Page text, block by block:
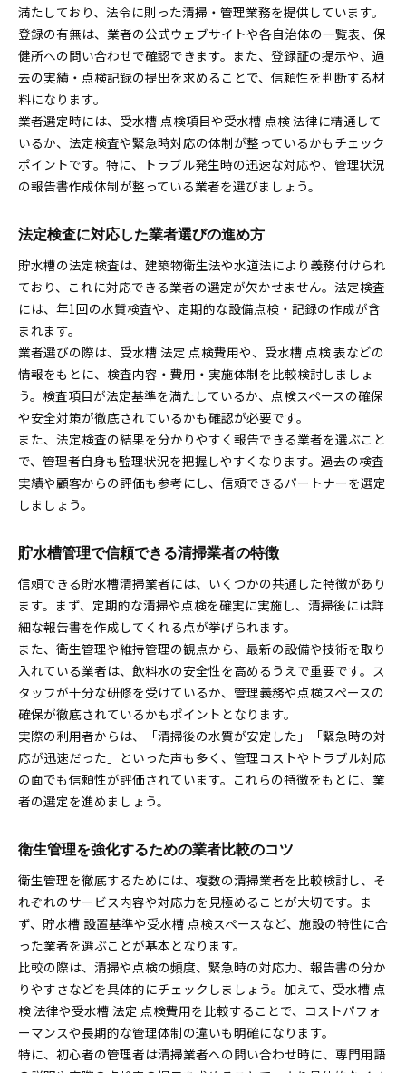
満たしており、法令に則った清掃・管理業務を提供しています。
登録の有無は、業者の公式ウェブサイトや各自治体の一覧表、保
健所への問い合わせで確認できます。また、登録証の提示や、過
去の実績・点検記録の提出を求めることで、信頼性を判断する材
料になります。
業者選定時には、受水槽 点検項目や受水槽 点検 法律に精通して
いるか、法定検査や緊急時対応の体制が整っているかもチェック
ポイントです。特に、トラブル発生時の迅速な対応や、管理状況
の報告書作成体制が整っている業者を選びましょう。
法定検査に対応した業者選びの進め方
貯水槽の法定検査は、建築物衛生法や水道法により義務付けられ
ており、これに対応できる業者の選定が欠かせません。法定検査
には、年1回の水質検査や、定期的な設備点検・記録の作成が含
まれます。
業者選びの際は、受水槽 法定 点検費用や、受水槽 点検 表などの
情報をもとに、検査内容・費用・実施体制を比較検討しましょ
う。検査項目が法定基準を満たしているか、点検スペースの確保
や安全対策が徹底されているかも確認が必要です。
また、法定検査の結果を分かりやすく報告できる業者を選ぶこと
で、管理者自身も監理状況を把握しやすくなります。過去の検査
実績や顧客からの評価も参考にし、信頼できるパートナーを選定
しましょう。
貯水槽管理で信頼できる清掃業者の特徴
信頼できる貯水槽清掃業者には、いくつかの共通した特徴があり
ます。まず、定期的な清掃や点検を確実に実施し、清掃後には詳
細な報告書を作成してくれる点が挙げられます。
また、衛生管理や維持管理の観点から、最新の設備や技術を取り
入れている業者は、飲料水の安全性を高めるうえで重要です。ス
タッフが十分な研修を受けているか、管理義務や点検スペースの
確保が徹底されているかもポイントとなります。
実際の利用者からは、「清掃後の水質が安定した」「緊急時の対
応が迅速だった」といった声も多く、管理コストやトラブル対応
の面でも信頼性が評価されています。これらの特徴をもとに、業
者の選定を進めましょう。
衛生管理を強化するための業者比較のコツ
衛生管理を徹底するためには、複数の清掃業者を比較検討し、そ
れぞれのサービス内容や対応力を見極めることが大切です。ま
ず、貯水槽 設置基準や受水槽 点検スペースなど、施設の特性に合
った業者を選ぶことが基本となります。
比較の際は、清掃や点検の頻度、緊急時の対応力、報告書の分か
りやすさなどを具体的にチェックしましょう。加えて、受水槽 点
検 法律や受水槽 法定 点検費用を比較することで、コストパフォ
ーマンスや長期的な管理体制の違いも明確になります。
特に、初心者の管理者は清掃業者への問い合わせ時に、専門用語